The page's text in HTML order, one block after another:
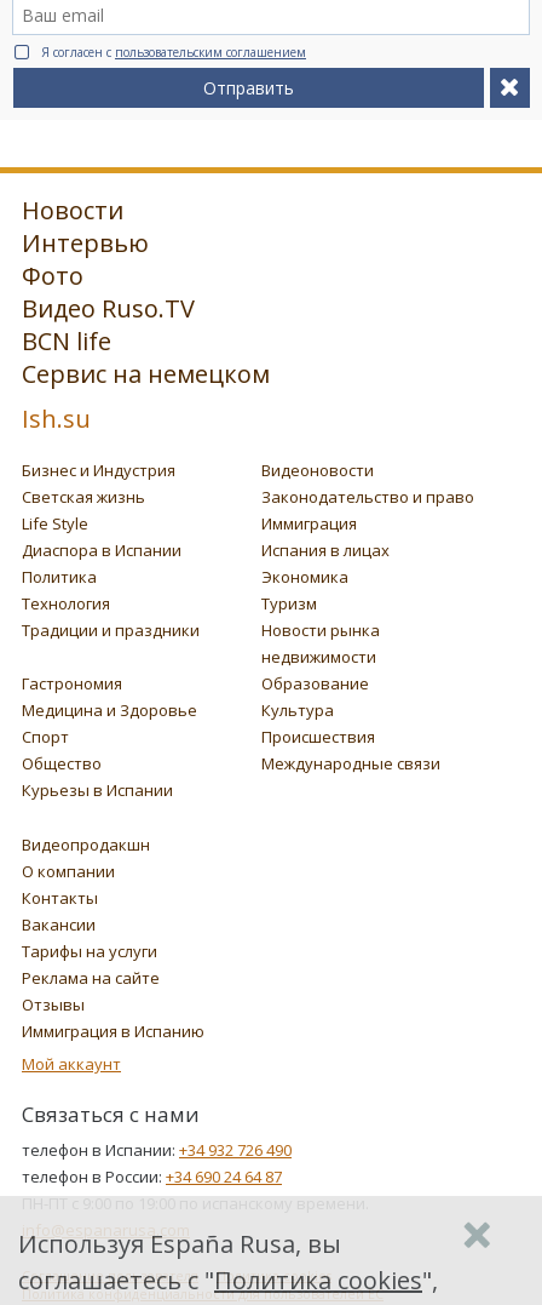
Я согласен с пользовательским соглашением
Отправить
Новости
Интервью
Фото
Видео Ruso.TV
BCN life
Сервис на немецком
Ish.su
Бизнес и Индустрия
Видеоновости
Светская жизнь
Законодательство и право
Life Style
Иммиграция
Диаспора в Испании
Испания в лицах
Политика
Экономика
Технология
Туризм
Традиции и праздники
Новости рынка
недвижимости
Гастрономия
Образование
Медицина и Здоровье
Культура
Спорт
Происшествия
Общество
Международные связи
Курьезы в Испании
Видеопродакшн
О компании
Контакты
Вакансии
Тарифы на услуги
Реклама на сайте
Отзывы
Иммиграция в Испанию
Мой аккаунт
Связаться с нами
телефон в Испании: +34 932 726 490
телефон в России: +34 690 24 64 87
ПН-ПТ с 9:00 по 19:00 по испанскому времени.
info@espanarusa.com
Соглашение пользователя
Политика cookies
Политика конфиденциальности для пользователей ЕС
Используя España Rusa, вы
соглашаетесь с "Политика cookies",